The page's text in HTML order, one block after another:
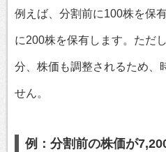
例えば、分割前に100株を保
に200株を保有します。ただ
分、株価も調整されるため、
せん。
例：分割前の株価が